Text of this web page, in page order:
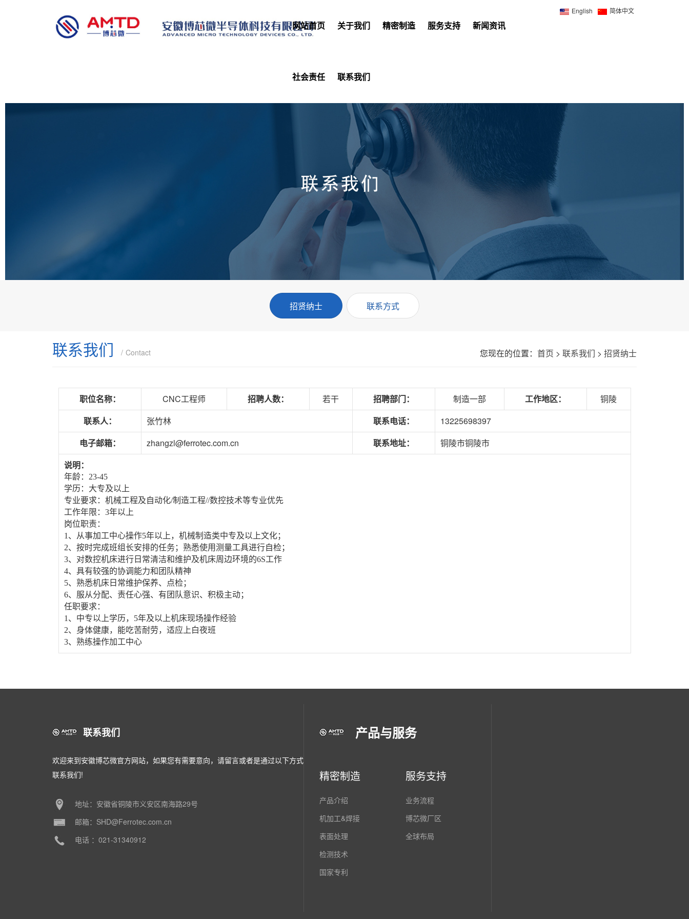
English 简体中文
网站首页 关于我们 精密制造 服务支持 新闻资讯
社会责任 联系我们
招贤纳士 联系方式
联系我们 Contact 您现在的位置： 首页 > 联系我们 > 招贤纳士
职位名称： CNC工程师 招聘人数： 若干 招聘部门： 制造一部 工作地区：
铜陵
联系人：
张竹林 联系电话：
13225698397
电子邮箱：
zhangzl@ferrotec.com.cn 联系地址：
铜陵市铜陵市
说明：
年龄：23-45
学历：大专及以上
专业要求：机械工程及自动化/制造工程//数控技术等专业优先
工作年限：3年以上
岗位职责：
1、从事加工中心操作5年以上，机械制造类中专及以上文化；
2、按时完成班组长安排的任务；熟悉使用测量工具进行自检；
3、对数控机床进行日常清洁和维护及机床周边环境的6S工作
4、具有较强的协调能力和团队精神
5、熟悉机床日常维护保养、点检；
6、服从分配、责任心强、有团队意识、积极主动；
任职要求：
1、中专以上学历，5年及以上机床现场操作经验
2、身体健康，能吃苦耐劳，适应上白夜班
3、熟练操作加工中心
联系我们
欢迎来到安徽博芯微官方网站，如果您有需要意向，请留言或者是通过以下方式
联系我们!
地址：安徽省铜陵市义安区南海路29号
邮箱：SHD@Ferrotec.com.cn
电话 ：021-31340912
产品与服务
精密制造
产品介绍
机加工&焊接
表面处理
检测技术
国家专利
服务支持
业务流程
博芯微厂区
全球布局